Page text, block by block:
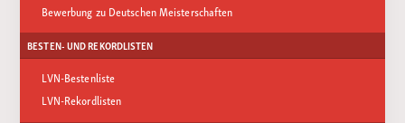
Bewerbung zu Deutschen Meisterschaften
BESTEN- UND REKORDLISTEN
LVN-Bestenliste
LVN-Rekordlisten